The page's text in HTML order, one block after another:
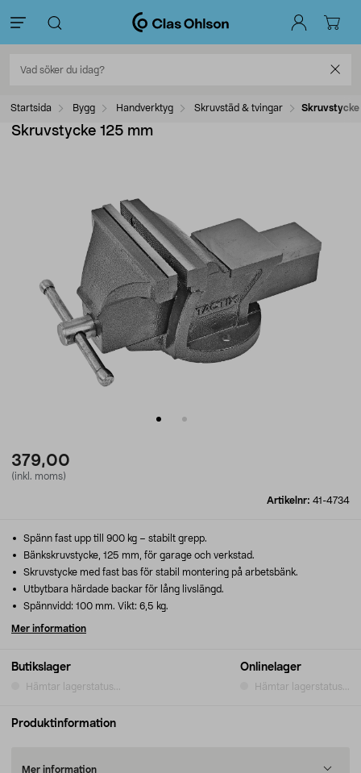
Startsida Bygg Handverktyg Skruvstäd & tvingar Skruvstycke
Skruvstycke 125 mm
379,00
(inkl. moms)
Artikelnr: 41-4734
Butikslager
Hämtar lagerstatus...
Onlinelager
Hämtar lagerstatus...
Spänn fast upp till 900 kg – stabilt grepp.
Bänkskruvstycke, 125 mm, för garage och verkstad.
Skruvstycke med fast bas för stabil montering på arbetsbänk.
Utbytbara härdade backar för lång livslängd.
Spännvidd: 100 mm. Vikt: 6,5 kg.
Mer information
Produktinformation
Mer information